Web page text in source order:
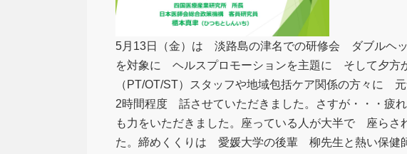
5月13日（金）は 淡路島の津名での研修会 ダブルヘ
を対象に ヘルスプロモーションを主題に そして夕方
（PT/OT/ST）スタッフや地域包括ケア関係の方々に
2時間程度 話させていただきました。さすが・・・
も力をいただきました。座っている人が大半で 座らさ
た。締めくくりは 愛媛大学の後輩 柳先生と熱い保健